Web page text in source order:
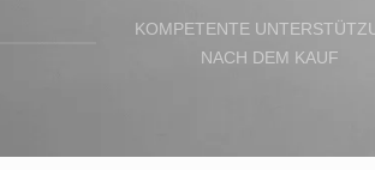
KOMPETENTE
NACH DEM KAUF